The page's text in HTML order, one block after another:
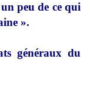
peu de ce qui
».
généraux du